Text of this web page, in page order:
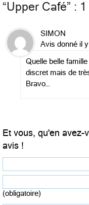
“Upper Café” :
SIMON
Avis donné il
Quelle belle
discret mais de
Bravo…
Et vous, qu'en
avis !
(obligatoire)